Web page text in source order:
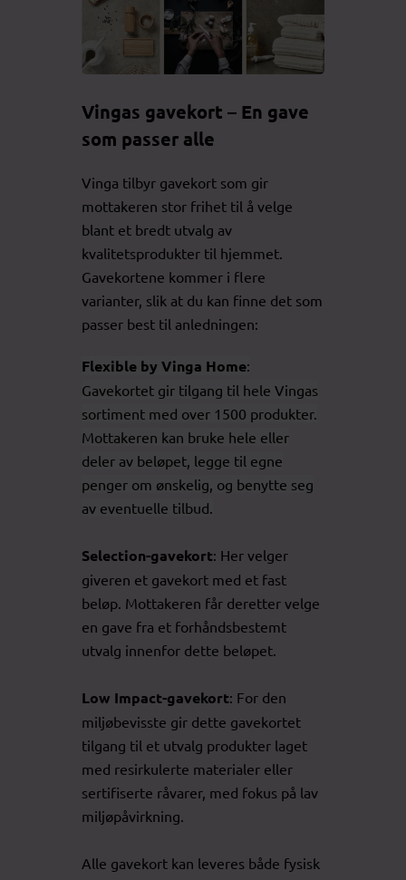
Vingas gavekort – En gave
som passer alle
Vinga tilbyr gavekort som gir
mottakeren stor frihet til å velge
blant et bredt utvalg av
kvalitetsprodukter til hjemmet.
Gavekortene kommer i flere
varianter, slik at du kan finne det som
passer best til anledningen:
Flexible by Vinga Home:
Gavekortet gir tilgang til hele Vingas
sortiment med over 1500 produkter.
Mottakeren kan bruke hele eller
deler av beløpet, legge til egne
penger om ønskelig, og benytte seg
av eventuelle tilbud.
Selection-gavekort: Her velger
giveren et gavekort med et fast
beløp. Mottakeren får deretter velge
en gave fra et forhåndsbestemt
utvalg innenfor dette beløpet.
Low Impact-gavekort: For den
miljøbevisste gir dette gavekortet
tilgang til et utvalg produkter laget
med resirkulerte materialer eller
sertifiserte råvarer, med fokus på lav
miljøpåvirkning.
Alle gavekort kan leveres både fysisk